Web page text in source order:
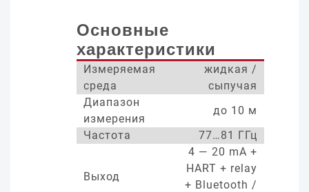
Основные
характеристики
Измеряемая
среда
жидкая /
сыпучая
Диапазон
измерения
до 10 м
Частота
77…81 ГГц
Выход
4 — 20 mA +
HART + relay
+ Bluetooth /